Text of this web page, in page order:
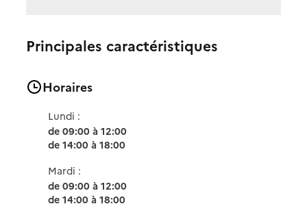
Principales caractéristiques
Horaires
Lundi :
de 09:00 à 12:00
de 14:00 à 18:00
Mardi :
de 09:00 à 12:00
de 14:00 à 18:00